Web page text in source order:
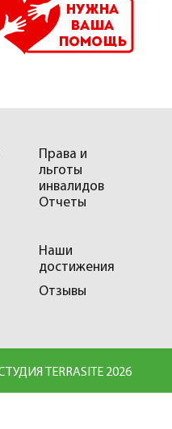
Права и
льготы
инвалидов
Отчеты
Наши
достижения
Отзывы
TERRASITE 2026